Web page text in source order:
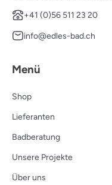
+41 (0)56 511 23 20
info@edles-bad.ch
Menü
Shop
Lieferanten
Badberatung
Unsere Projekte
Über uns